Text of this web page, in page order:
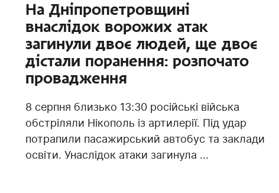
На Дніпропетровщині
внаслідок ворожих атак
загинули двоє людей, ще двоє
дістали поранення: розпочато
провадження
8 серпня близько 13:30 російські війська
обстріляли Нікополь із артилерії. Під удар
потрапили пасажирський автобус та заклади
освіти. Унаслідок атаки загинула ...